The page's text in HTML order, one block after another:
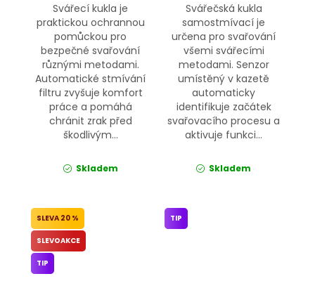
Svářecí kukla je
praktickou ochrannou
pomůckou pro
bezpečné svařování
různými metodami.
Automatické stmívání
filtru zvyšuje komfort
práce a pomáhá
chránit zrak před
škodlivým...
Skladem
Svářečská kukla
samostmívací je
určena pro svařování
všemi svářecími
metodami. Senzor
umístěný v kazetě
automaticky
identifikuje začátek
svařovacího procesu a
aktivuje funkci...
Skladem
20 %
SLEVOAKCE
TIP
TIP